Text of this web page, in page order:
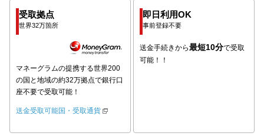
受取拠点
世界32万箇所
マネーグラムの提携する世界200
の国と地域の約32万拠点で銀行口
座不要で受取可能！
送金受取可能国・受取通貨
即日利用OK
事前登録不要
送金手続きから最短10分で受取
可能！！